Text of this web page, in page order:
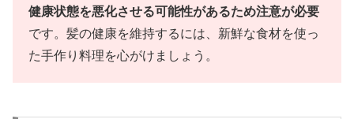
健康状態を悪化させる可能性があるため注意が必要
です。髪の健康を維持するには、新鮮な食材を使っ
た手作り料理を心がけましょう。